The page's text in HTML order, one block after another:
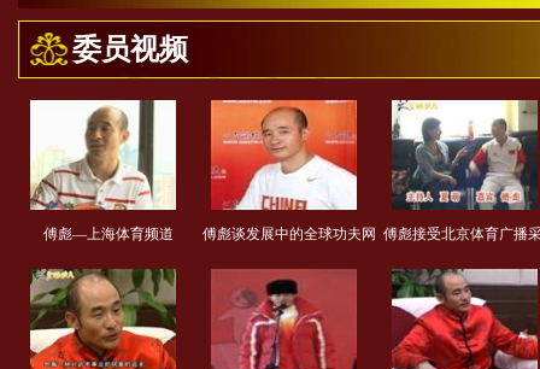
委员视频
傅彪—上海体育频道 傅彪谈发展中的全球功夫网 傅彪接受北京体育广播